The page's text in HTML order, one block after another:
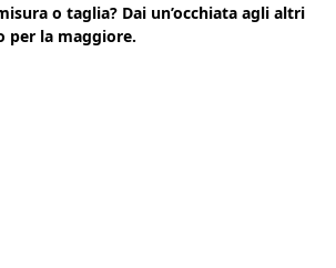
o taglia? Dai un’occhiata agli altri
per la maggiore.